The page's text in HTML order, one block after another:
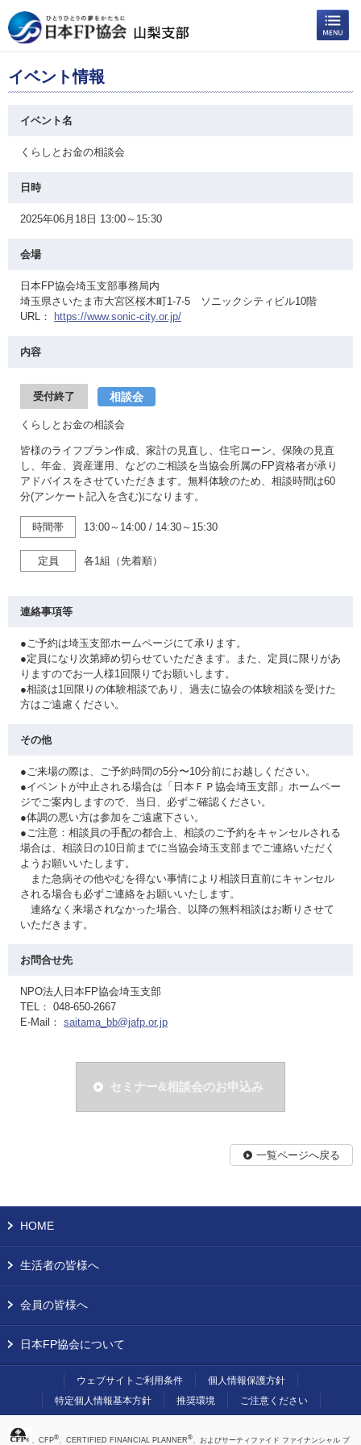
イベント情報
イベント名
くらしとお金の相談会
日時
2025年06月18日 13:00～15:30
会場
日本FP協会埼玉支部事務局内
埼玉県さいたま市大宮区桜木町1-7-5 ソニックシティビル10階
URL：
https://www.sonic-city.or.jp/
内容
受付終了 相談会
くらしとお金の相談会
皆様のライフプラン作成、家計の見直し、住宅ローン、保険の見直
し、年金、資産運用、などのご相談を当協会所属のFP資格者が承り
アドバイスをさせていただきます。無料体験のため、相談時間は60
分(アンケート記入を含む)になります。
時間帯 13:00～14:00 / 14:30～15:30
定員 各1組（先着順）
連絡事項等
●ご予約は埼玉支部ホームページにて承ります。
●定員になり次第締め切らせていただきます。また、定員に限りがあ
りますのでお一人様1回限りでお願いします。
●相談は1回限りの体験相談であり、過去に協会の体験相談を受けた
方はご遠慮ください。
その他
●ご来場の際は、ご予約時間の5分〜10分前にお越しください。
●イベントが中止される場合は「日本ＦＰ協会埼玉支部」ホームペー
ジでご案内しますので、当日、必ずご確認ください。
●体調の悪い方は参加をご遠慮下さい。
●ご注意：相談員の手配の都合上、相談のご予約をキャンセルされる
場合は、相談日の10日前までに当協会埼玉支部までご連絡いただく
ようお願いいたします。
また急病その他やむを得ない事情により相談日直前にキャンセル
される場合も必ずご連絡をお願いいたします。
連絡なく来場されなかった場合、以降の無料相談はお断りさせて
いただきます。
お問合せ先
NPO法人日本FP協会埼玉支部
TEL： 048-650-2667
E-Mail： saitama_bb@jafp.or.jp
セミナー&相談会のお申込み
一覧ページへ戻る
HOME
生活者の皆様へ
会員の皆様へ
日本FP協会について
ウェブサイトご利用条件
個人情報保護方針
特定個人情報基本方針
推奨環境 ご注意ください
、CFP®、CERTIFIED FINANCIAL PLANNER®、およびサーティファイド ファイナンシャル プ